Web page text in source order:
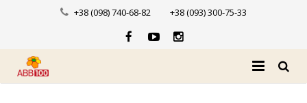
+38 (098) 740-68-82 +38 (093) 300-75-33